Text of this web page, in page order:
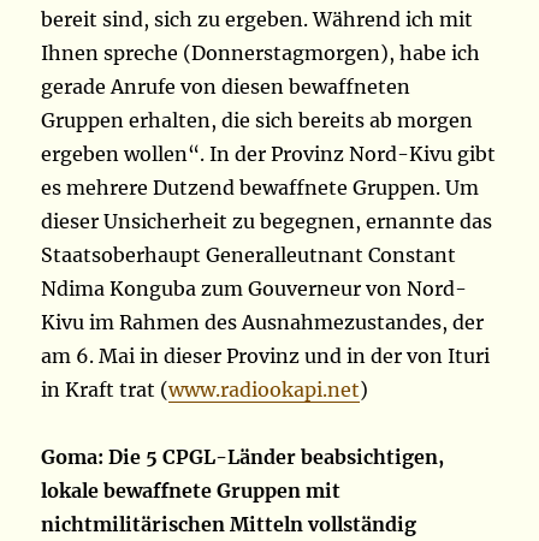
bereit sind, sich zu ergeben. Während ich mit
Ihnen spreche (Donnerstagmorgen), habe ich
gerade Anrufe von diesen bewaffneten
Gruppen erhalten, die sich bereits ab morgen
ergeben wollen“. In der Provinz Nord-Kivu gibt
es mehrere Dutzend bewaffnete Gruppen. Um
dieser Unsicherheit zu begegnen, ernannte das
Staatsoberhaupt Generalleutnant Constant
Ndima Konguba zum Gouverneur von Nord-
Kivu im Rahmen des Ausnahmezustandes, der
am 6. Mai in dieser Provinz und in der von Ituri
in Kraft trat (www.radiookapi.net)
Goma: Die 5 CPGL-Länder beabsichtigen,
lokale bewaffnete Gruppen mit
nichtmilitärischen Mitteln vollständig